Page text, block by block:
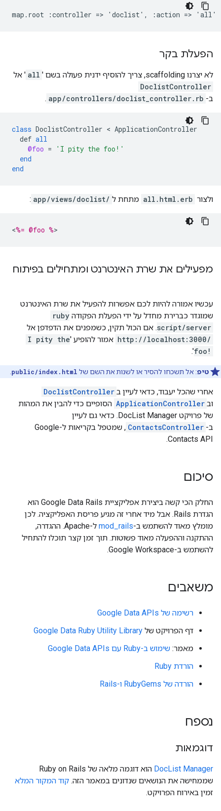
map.root :controller => 'doclist', :action => 'all'
הפעלת בקר
לא יצרנו scaffolding, צריך להוסיף ידנית פעולה בשם ' all ' אל
DoclistController
ב- app/controllers/doclist_controller.rb
.
class DoclistController < ApplicationController
def all
@foo =
'I pity the foo!'
end
end
ולצור all.html.erb מתחת ל app/views/doclist/
:
<%= @foo %>
מפעילים את שרת האינטרנט ומתחילים בפיתוח
עכשיו אמורה להיות לכם אפשרות להפעיל את שרת האינטרנט
שמוגדר כברירת מחדל על ידי הפעלת הפקודה ruby
script/server. אם הכול תקין, כשמפנים את הדפדפן אל
http://localhost:3000/ אמור להופיע 'I pity the
foo!
'.
טיפ: אל תשכחו להסיר או לשנות את השם של public/index.html
אחרי שהכל יעבוד, כדאי לעיין ב DoclistController
וב ApplicationController הסופיים כדי להבין את המהות
של פרויקט DocList Manager. כדאי גם לעיין
ב- ContactsController
, שמטפל בקריאות ל-Google
Contacts API.
סיכום
החלק הכי קשה ביצירת אפליקציית Google Data Rails הוא
הגדרת Rails. אבל מיד אחרי זה מגיע פריסת האפליקציה. לכן
מומלץ מאוד להשתמש ב-mod_rails
ל-Apache. ההגדרה,
ההתקנה וההפעלה מאוד פשוטות. תוך זמן קצר תוכלו להתחיל
להשתמש ב-Google Workspace.
משאבים
רשימה של Google Data APIs
דף הפרויקט של Google Data Ruby Utility Library
מאמר: שימוש ב-Ruby עם Google Data APIs
הורדת Ruby
הורדה של RubyGems ו-Rails
נספח
דוגמאות
DocList Manager
הוא דוגמה מלאה של Ruby on Rails
שממחישה את הנושאים שנדונים במאמר הזה. קוד המקור המלא
זמין באירוח הפרויקט.